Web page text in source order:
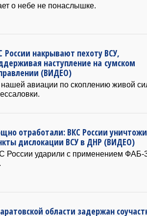
о небе не понаслышке.
России накрывают пехоту ВСУ,
наступление на сумском
(ВИДЕО)
авиации по скоплению живой
отработали: ВКС России
дислокации ВСУ в ДНР (ВИДЕО)
России ударили с применением ФАБ-
области задержан